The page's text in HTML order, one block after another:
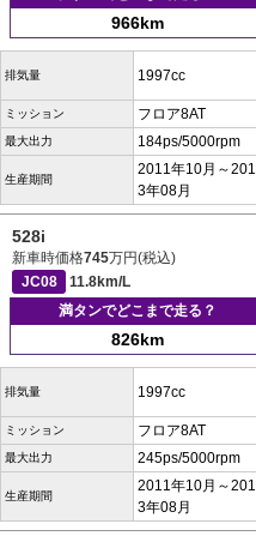
966km
排気量 1997cc
ミッション フロア8AT
最大出力 184ps/5000rpm
生産期間
2011年10月～201
3年08月
528i
新車時価格745万円(税込)
JC08
11.8km/L
満タンでどこまで走る？
826km
排気量 1997cc
ミッション フロア8AT
最大出力 245ps/5000rpm
生産期間
2011年10月～201
3年08月